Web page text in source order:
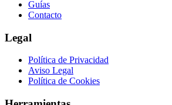
Guías
Contacto
Legal
Política de Privacidad
Aviso Legal
Política de Cookies